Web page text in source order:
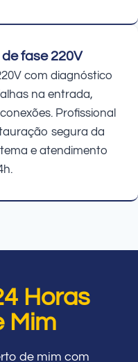
fase 220V
com diagnóstico
na entrada,
Profissional
segura da
e atendimento
Horas
Mim
de mim com